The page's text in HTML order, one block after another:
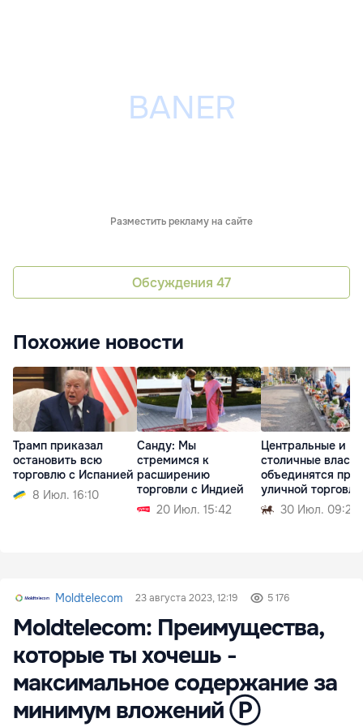
Разместить рекламу на сайте
Обсуждения 47
Похожие новости
Трамп приказал
остановить всю
торговлю с Испанией
8 Июл. 16:10
Санду: Мы
стремимся к
расширению
торговли с Индией
20 Июл. 15:42
Центральные и
столичные власти
объединятся
уличной торговли
30 Июл. 09:21
Moldtelecom 23 августа 2023, 12:19 5 176
Moldtelecom: Преимущества,
которые ты хочешь -
максимальное содержание за
минимум вложений Ⓟ